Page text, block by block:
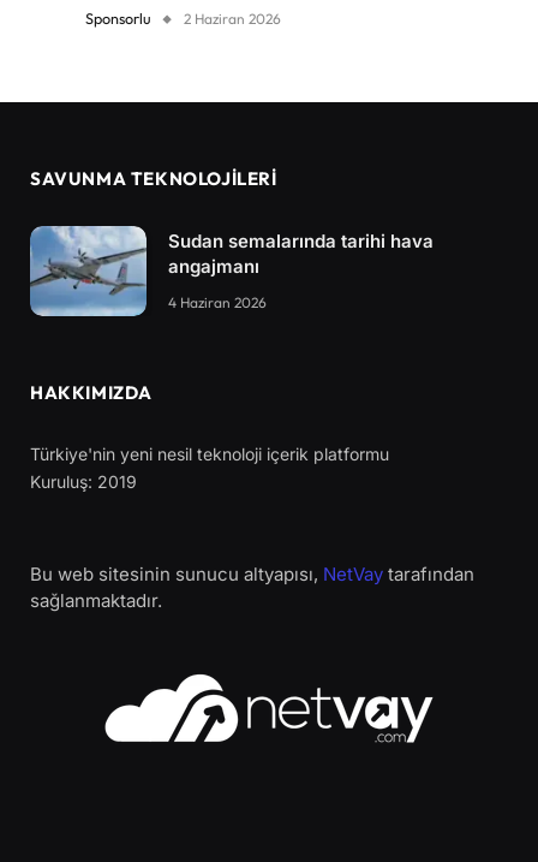
Sponsorlu 2 Haziran 2026
SAVUNMA TEKNOLOJİLERİ
Sudan semalarında tarihi hava
angajmanı
4 Haziran 2026
HAKKIMIZDA
Türkiye'nin yeni nesil teknoloji içerik platformu
Kuruluş: 2019
Bu web sitesinin sunucu altyapısı, NetVay tarafından
sağlanmaktadır.